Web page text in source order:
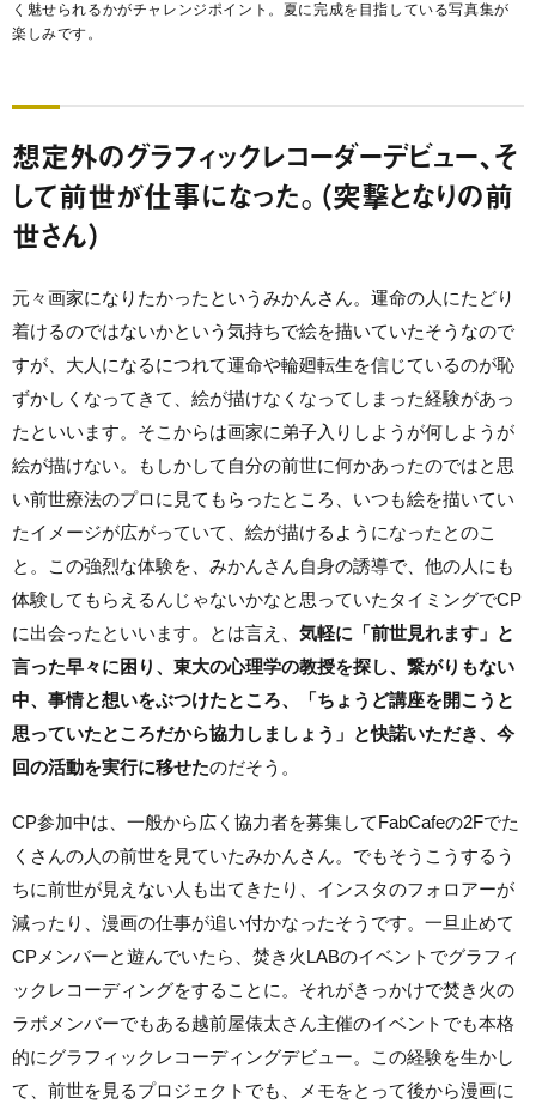
く魅せられるかがチャレンジポイント。夏に完成を目指している写真集が
楽しみです。
想定外のグラフィックレコーダーデビュー、そ
して前世が仕事になった。（突撃となりの前
世さん）
元々画家になりたかったというみかんさん。運命の人にたどり
着けるのではないかという気持ちで絵を描いていたそうなので
すが、大人になるにつれて運命や輪廻転生を信じているのが恥
ずかしくなってきて、絵が描けなくなってしまった経験があっ
たといいます。そこからは画家に弟子入りしようが何しようが
絵が描けない。もしかして自分の前世に何かあったのではと思
い前世療法のプロに見てもらったところ、いつも絵を描いてい
たイメージが広がっていて、絵が描けるようになったとのこ
と。この強烈な体験を、みかんさん自身の誘導で、他の人にも
体験してもらえるんじゃないかなと思っていたタイミングでCP
に出会ったといいます。とは言え、 気軽に「前世見れます」と
言った早々に困り、東大の心理学の教授を探し、繋がりもない
中、事情と想いをぶつけたところ、「ちょうど講座を開こうと
思っていたところだから協力しましょう」と快諾いただき、今
回の活動を実行に移せたのだそう。
CP参加中は、一般から広く協力者を募集してFabCafeの2Fでた
くさんの人の前世を見ていたみかんさん。でもそうこうするう
ちに前世が見えない人も出てきたり、インスタのフォロアーが
減ったり、漫画の仕事が追い付かなったそうです。一旦止めて
CPメンバーと遊んでいたら、焚き火LABのイベントでグラフィ
ックレコーディングをすることに。それがきっかけで焚き火の
ラボメンバーでもある越前屋俵太さん主催のイベントでも本格
的にグラフィックレコーディングデビュー。この経験を生かし
て、前世を見るプロジェクトでも、メモをとって後から漫画に